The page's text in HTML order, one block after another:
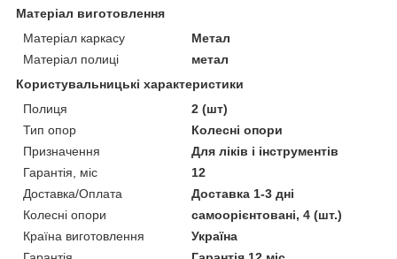
Матеріал виготовлення
Матеріал каркасу
Метал
Матеріал полиці
метал
Користувальницькі характеристики
Полиця
2 (шт)
Тип опор
Колесні опори
Призначення
Для ліків і інструментів
Гарантія, міс
12
Доставка/Оплата
Доставка 1-3 дні
Колесні опори
самоорієнтовані, 4 (шт.)
Країна виготовлення
Україна